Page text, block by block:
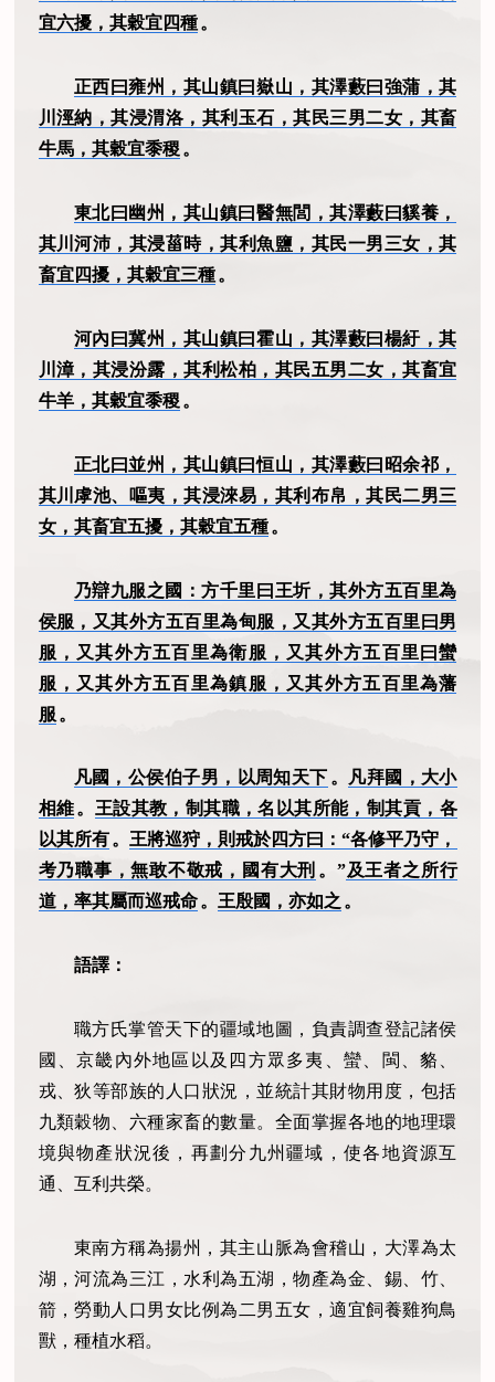
宜六擾，其穀宜四種 。
正西曰雍州，其山鎮曰嶽山，其澤藪曰強蒲，其
川涇納，其浸渭洛，其利玉石，其民三男二女，其畜
牛馬，其穀宜黍稷 。
東北曰幽州，其山鎮曰醫無閭，其澤藪曰貕養，
其川河沛，其浸菑時，其利魚鹽，其民一男三女，其
畜宜四擾，其穀宜三種 。
河內曰冀州，其山鎮曰霍山，其澤藪曰楊紆，其
川漳，其浸汾露，其利松柏，其民五男二女，其畜宜
牛羊，其穀宜黍稷 。
正北曰並州，其山鎮曰恒山，其澤藪曰昭余祁，
其川虖池、嘔夷，其浸淶易，其利布帛，其民二男三
女，其畜宜五擾，其穀宜五種 。
乃辯九服之國：方千里曰王圻，其外方五百里為
侯服，又其外方五百里為甸服，又其外方五百里曰男
服，又其外方五百里為衛服，又其外方五百里曰蠻
服，又其外方五百里為鎮服，又其外方五百里為藩
服 。
凡國，公侯伯子男，以周知天下 。 凡拜國，大小
相維。 王設其教，制其職，名以其所能，制其貢，各
以其所有。 王將巡狩，則戒於四方曰：“各修平乃守，
考乃職事，無敢不敬戒，國有大刑 。”及王者之所行
道，率其屬而巡戒命 。 王殷國，亦如之 。
語譯：
職方氏掌管天下的疆域地圖，負責調查登記諸侯
國、京畿內外地區以及四方眾多夷、蠻、閩、貉、
戎、狄等部族的人口狀況，並統計其財物用度，包括
九類穀物、六種家畜的數量。全面掌握各地的地理環
境與物產狀況後，再劃分九州疆域，使各地資源互
通、互利共榮。
東南方稱為揚州，其主山脈為會稽山，大澤為太
湖，河流為三江，水利為五湖，物產為金、錫、竹、
箭，勞動人口男女比例為二男五女，適宜飼養雞狗鳥
獸，種植水稻。